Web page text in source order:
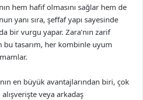
hem hafif olmasını sağlar hem de
yanı sıra, şeffaf yapı sayesinde
bir vurgu yapar. Zara’nın zarif
tasarım, her kombinle uyum
en büyük avantajlarından biri, çok
veya arkadaş